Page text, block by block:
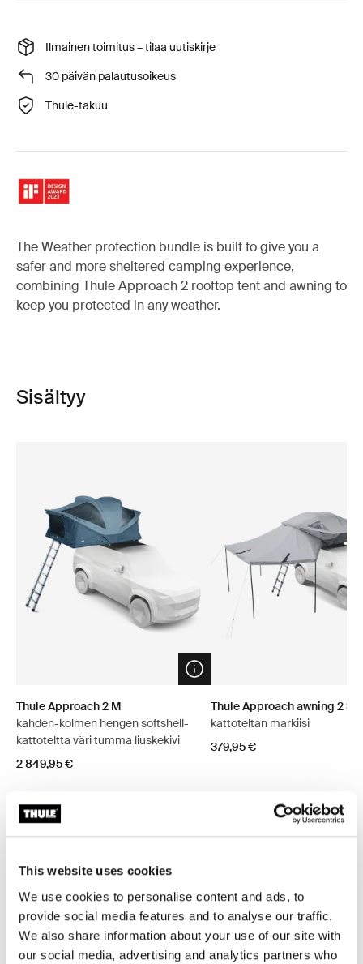
This website uses cookies
We use cookies to personalise content and ads, to
provide social media features and to analyse our traffic.
We also share information about your use of our site with
our social media, advertising and analytics partners who
Ilmainen toimitus – tilaa uutiskirje
30 päivän palautusoikeus
Thule-takuu
The Weather protection bundle is built to give you a
safer and more sheltered camping experience,
combining Thule Approach 2 rooftop tent and awning to
keep you protected in any weather.
Sisältyy
Open info modal
Thule Approach 2 M
kahden-kolmen hengen softshell-
kattoteltta väri tumma liuskekivi
2 849,95 €
Thule Approach awning 2 S/
kattoteltan markiisi
379,95 €
Säästä 5 % Säästä 5 %